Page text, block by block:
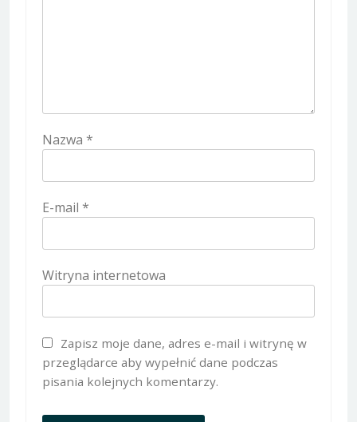
Nazwa *
E-mail *
Witryna internetowa
Zapisz moje dane, adres e-mail i witrynę w
przeglądarce aby wypełnić dane podczas
pisania kolejnych komentarzy.